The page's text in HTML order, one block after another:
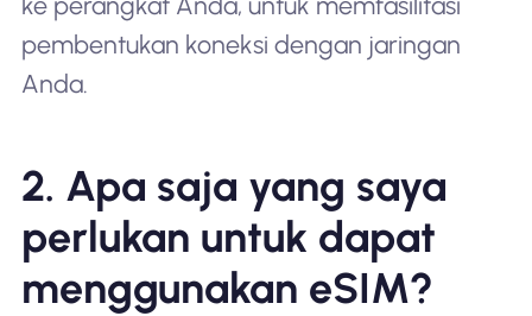
pembentukan koneksi dengan jaringan
Anda.
2. Apa saja yang saya
perlukan untuk dapat
menggunakan eSIM?